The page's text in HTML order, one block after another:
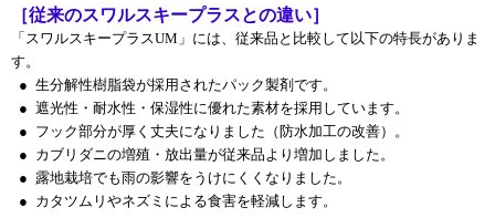
［従来のスワルスキープラスとの違い］
「スワルスキープラスUM」には、従来品と比較して以下の特長がありま
す。
● 生分解性樹脂袋が採用されたパック製剤です。
● 遮光性・耐水性・保湿性に優れた素材を採用しています。
● フック部分が厚く丈夫になりました（防水加工の改善）。
● カブリダニの増殖・放出量が従来品より増加しました。
● 露地栽培でも雨の影響をうけにくくなりました。
● カタツムリやネズミによる食害を軽減します。